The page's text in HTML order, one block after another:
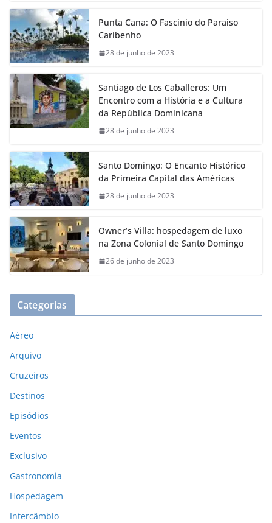
Punta Cana: O Fascínio do Paraíso
Caribenho
28 de junho de 2023
Santiago de Los Caballeros: Um
Encontro com a História e a Cultura
da República Dominicana
28 de junho de 2023
Santo Domingo: O Encanto Histórico
da Primeira Capital das Américas
28 de junho de 2023
Owner’s Villa: hospedagem de luxo
na Zona Colonial de Santo Domingo
26 de junho de 2023
Categorias
Aéreo
Arquivo
Cruzeiros
Destinos
Episódios
Eventos
Exclusivo
Gastronomia
Hospedagem
Intercâmbio